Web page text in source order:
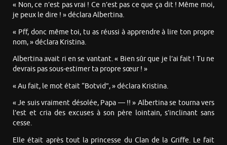
« Non, ce n’est pas vrai ! Ce n’est pas ce que ça dit ! Même moi,
je peux le dire ! » déclara Albertina.
« Pff, donc même toi, tu as réussi à apprendre à lire ton propre
nom, » déclara Kristina.
Albertina avait ri en se vantant. « Bien sûr que je l’ai fait ! Tu ne
devrais pas sous-estimer ta propre sœur ! »
« Au fait, le mot était “Botvid”, » déclara Kristina.
« Je suis vraiment désolée, Papa — !! » Albertina se tourna vers
l’est et cria des excuses à son père lointain, s’inclinant sans
cesse.
Elle était après tout la princesse du Clan de la Griffe. Le fait